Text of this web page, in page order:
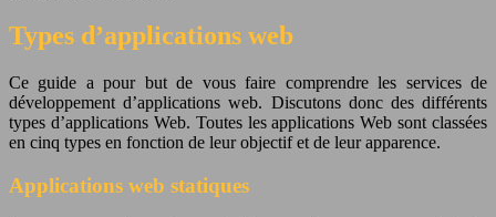
Types d’applications web
Ce guide a pour but de vous faire comprendre les services de
développement d’applications web. Discutons donc des différents
types d’applications Web. Toutes les applications Web sont classées
en cinq types en fonction de leur objectif et de leur apparence.
Applications web statiques